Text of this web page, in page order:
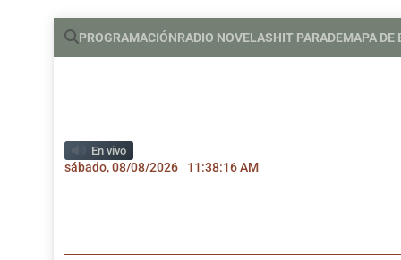
Saltar
PROGRAMACIÓNRADIO NOVELASHIT PARADEMAPA DE
En vivo
sábado, 08/08/2026 11:38:17 AM